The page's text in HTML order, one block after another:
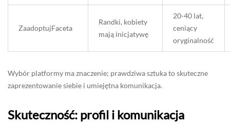
ZaadoptujFaceta
Randki, kobiety
mają inicjatywę
20-40 lat,
ceniący
oryginalność
Wybór platformy ma znaczenie; prawdziwa sztuka to skuteczne
zaprezentowanie siebie i umiejętna komunikacja.
Skuteczność: profil i komunikacja